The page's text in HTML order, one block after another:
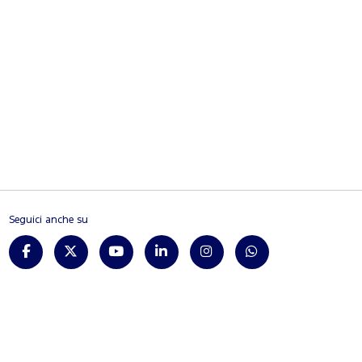
Seguici anche su